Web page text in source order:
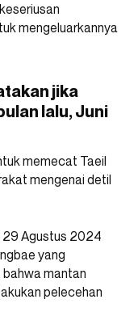
mengeluarkannya
jika
lalu, Juni
memecat Taeil
mengenai detil
29 Agustus 2024
yang
mantan
pelecehan